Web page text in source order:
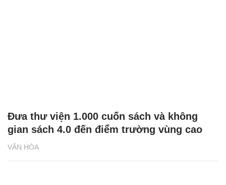
VĂN HÓA
Đưa thư viện 1.000 cuốn sách và không
gian sách 4.0 đến điểm trường vùng cao